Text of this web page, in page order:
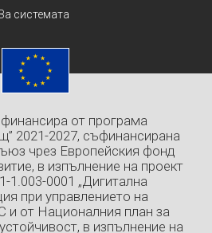
системата
от програма
2021-2027, съфинансирана
чрез Европейския фонд
в изпълнение на проект
1.003-0001 „Дигитална
при управлението на
и от Националния план за
в изпълнение на